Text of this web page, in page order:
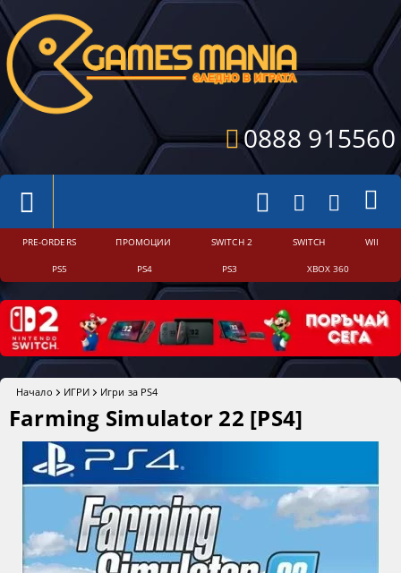
0888 915560
PRE-ORDERS ПРОМОЦИИ SWITCH 2 SWITCH WII
PS5 PS4 PS3 XBOX 360
Начало ИГРИ Игри за PS4
Farming Simulator 22 [PS4]